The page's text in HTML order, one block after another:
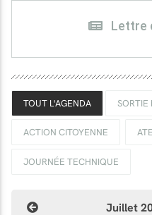
Lettre
TOUT L'AGENDA SORTIE
ACTION CITOYENNE
JOURNÉE TECHNIQUE
Juillet